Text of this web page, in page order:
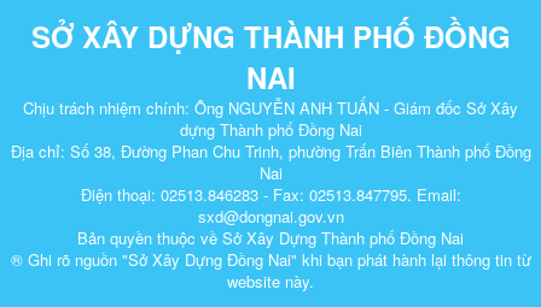
SỞ XÂY DỰNG THÀNH PHỐ ĐỒNG
NAI
Chịu trách nhiệm chính: Ông NGUYỄN ANH TUẤN - Giám đốc Sở Xây
dựng Thành phố Đồng Nai
Địa chỉ: Số 38, Đường Phan Chu Trinh, phường Trấn Biên Thành phố Đồng
Nai
Điện thoại: 02513.846283 - Fax: 02513.847795. Email:
sxd@dongnai.gov.vn
Bản quyền thuộc về Sở Xây Dựng Thành phố Đồng Nai
® Ghi rõ nguồn "Sở Xây Dựng Đồng Nai" khi bạn phát hành lại thông tin từ
website này.​